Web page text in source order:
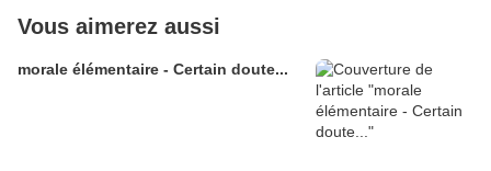
Vous aimerez aussi
morale élémentaire - Certain doute...